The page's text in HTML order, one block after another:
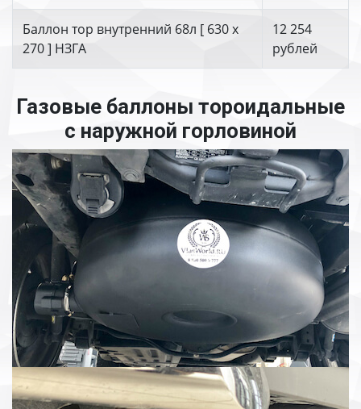
Баллон тор внутренний 68л [ 630 х
270 ] НЗГА
12 254
рублей
Газовые баллоны тороидальные
с наружной горловиной